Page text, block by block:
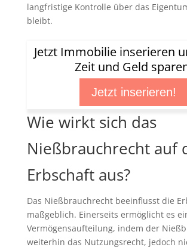
langfristige Kontrolle über das
bleibt.
Jetzt Immobilie inserieren
Zeit und Geld
Jetzt inserieren!
Wie wirkt sich das
Nießbrauchrecht auf
Erbschaft aus?
Das Nießbrauchrecht beeinflusst die
maßgeblich. Einerseits ermöglicht es
Vermögensaufteilung, indem der
weiterhin das Nutzungsrecht, jedoch